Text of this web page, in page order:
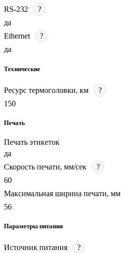
RS-232
?
да
Ethernet
?
да
Технические
Ресурс термоголовки, км
?
150
Печать
Печать этикеток
да
Скорость печати, мм/сек
?
60
Максимальная ширина печати, мм
56
Параметры питания
Источник питания
?